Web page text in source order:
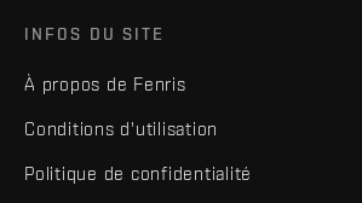
INFOS DU SITE
À propos de Fenris
Conditions d'utilisation
Politique de confidentialité